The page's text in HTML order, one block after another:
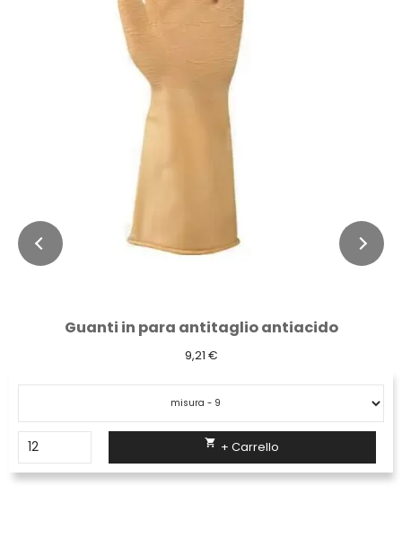
Guanti in para antitaglio antiacido
9,21 €
 + Carrello